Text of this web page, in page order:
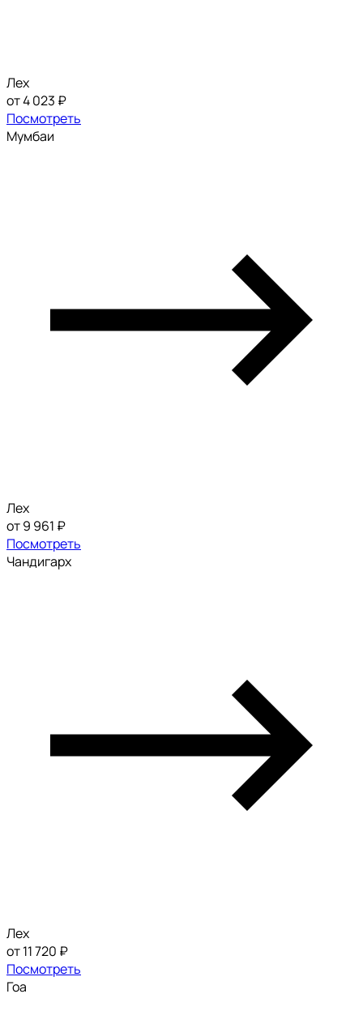
Лех
от 4 023 ₽
Посмотреть
Мумбаи
Лех
от 9 961 ₽
Посмотреть
Чандигарх
Лех
от 11 720 ₽
Посмотреть
Гоа